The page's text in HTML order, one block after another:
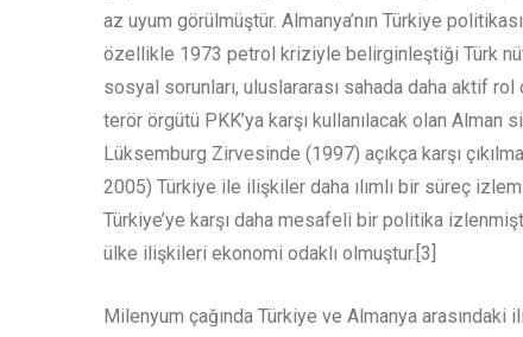
az uyum görülmüştür. Almanya’nın Türkiye
özellikle 1973 petrol kriziyle belirginleştiği Türk
sosyal sorunları, uluslararası sahada daha aktif rol
terör örgütü PKK’ya karşı kullanılacak olan Alman
Lüksemburg Zirvesinde (1997) açıkça karşı
2005) Türkiye ile ilişkiler daha ılımlı bir süreç
Türkiye’ye karşı daha mesafeli bir politika
ülke ilişkileri ekonomi odaklı olmuştur.[3]
Milenyum çağında Türkiye ve Almanya arasındaki